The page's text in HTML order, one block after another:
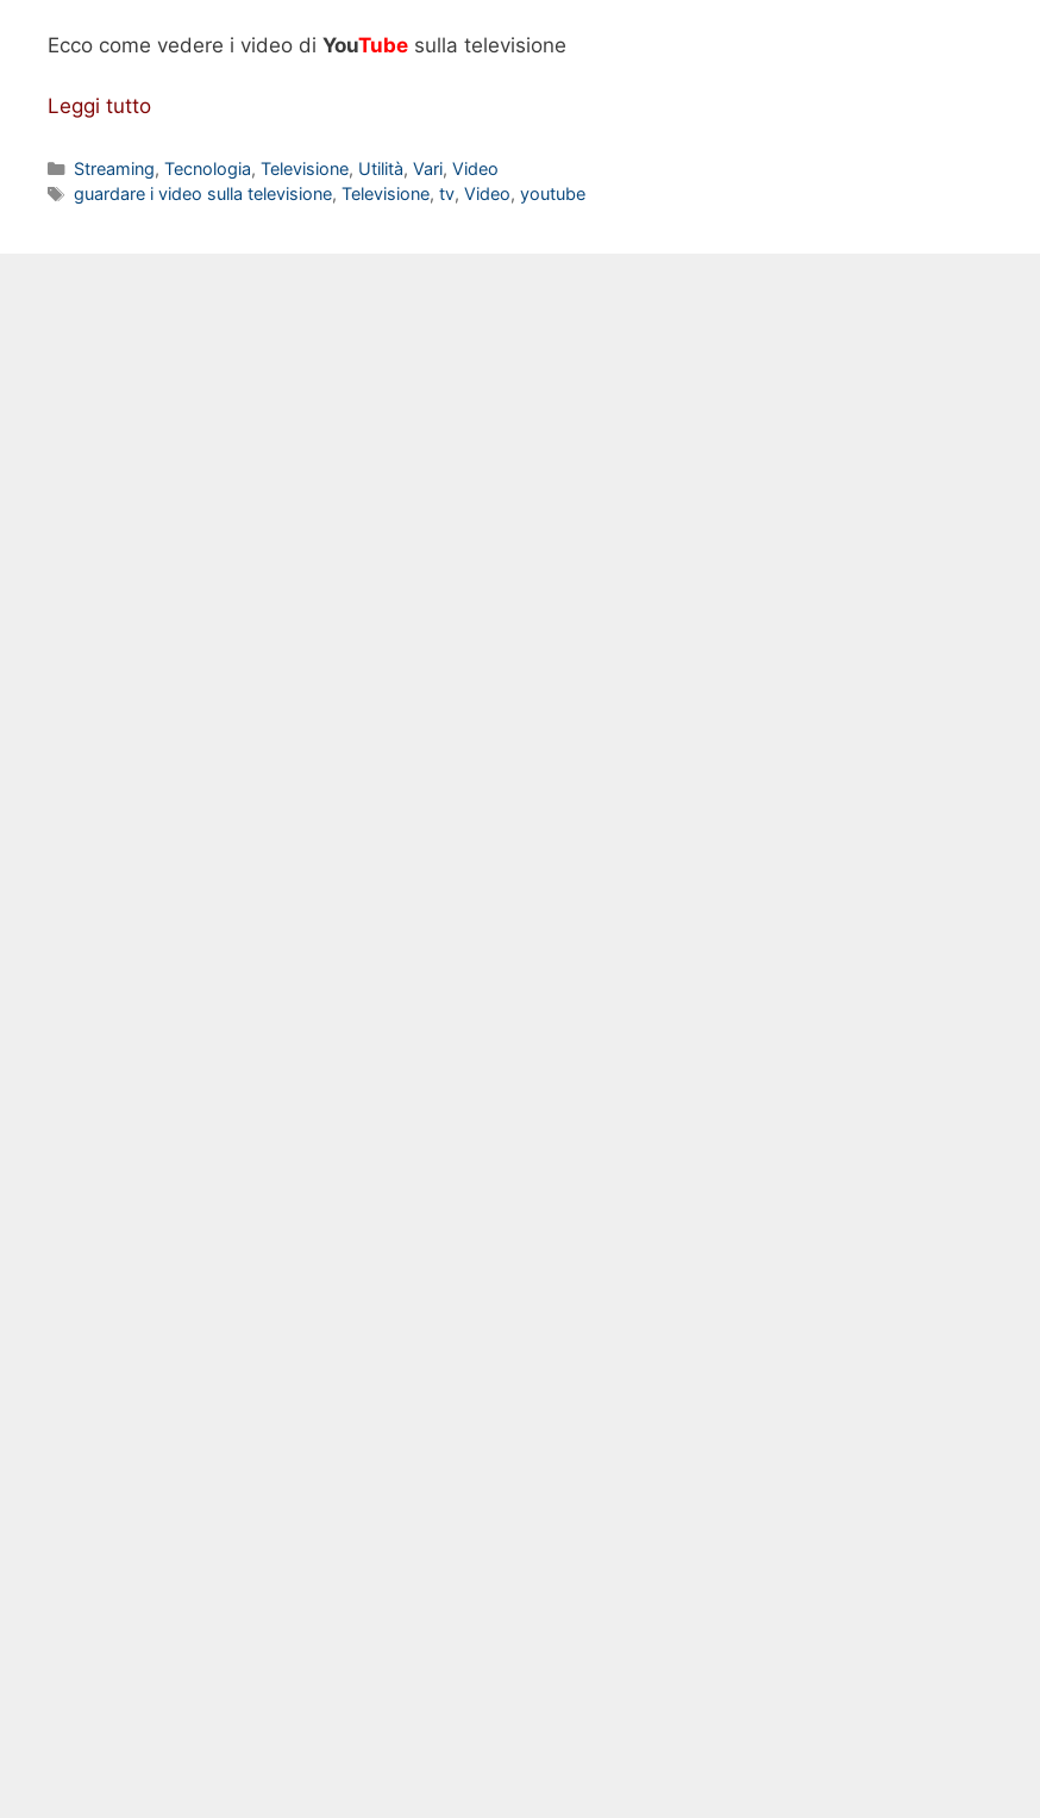
Ecco come vedere i video di YouTube sulla televisione
Leggi tutto
Categorie
Streaming, Tecnologia, Televisione, Utilità, Vari, Video
Tag
guardare i video sulla televisione, Televisione, tv, Video, youtube